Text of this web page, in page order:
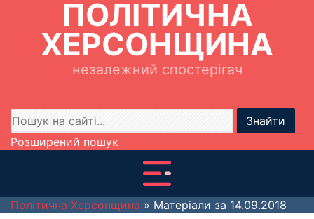
ПОЛІТИЧНА
ХЕРСОНЩИНА
незалежний спостерігач
Знайти
Розширений пошук
Політична Херсонщина » Матеріали за 14.09.2018